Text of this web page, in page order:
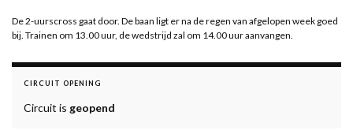
De 2-uurscross gaat door. De baan ligt er na de regen van afgelopen week goed
bij. Trainen om 13.00 uur, de wedstrijd zal om 14.00 uur aanvangen.
CIRCUIT OPENING
Circuit is geopend